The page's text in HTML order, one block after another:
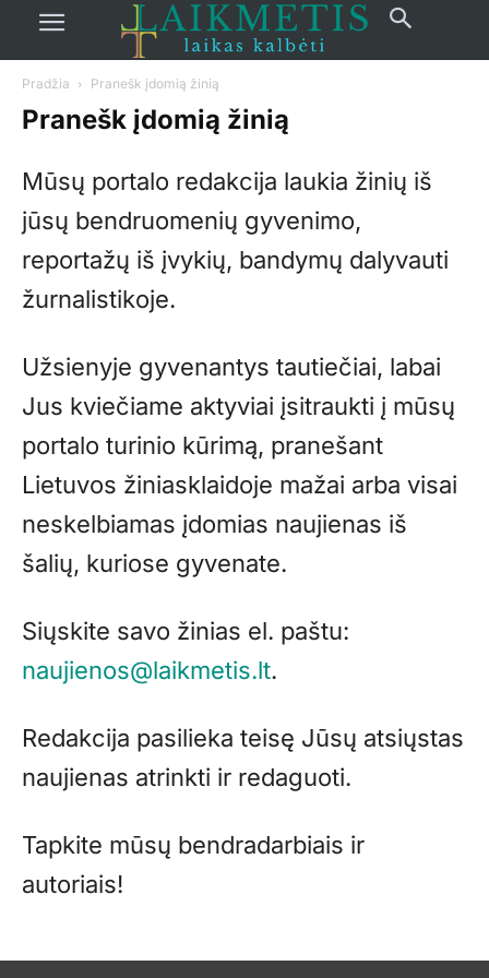
Pradžia Pranešk įdomią žinią
Pranešk įdomią žinią
Mūsų portalo redakcija laukia žinių iš
jūsų bendruomenių gyvenimo,
reportažų iš įvykių, bandymų dalyvauti
žurnalistikoje.
Užsienyje gyvenantys tautiečiai, labai
Jus kviečiame aktyviai įsitraukti į mūsų
portalo turinio kūrimą, pranešant
Lietuvos žiniasklaidoje mažai arba visai
neskelbiamas įdomias naujienas iš
šalių, kuriose gyvenate.
Siųskite savo žinias el. paštu:
naujienos@laikmetis.lt.
Redakcija pasilieka teisę Jūsų atsiųstas
naujienas atrinkti ir redaguoti.
Tapkite mūsų bendradarbiais ir
autoriais!